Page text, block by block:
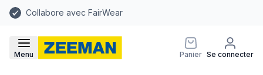
Collabore avec FairWear
Menu Panier Se connecter